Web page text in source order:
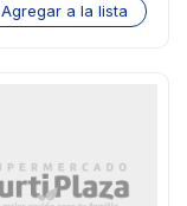
Agregar a la lista